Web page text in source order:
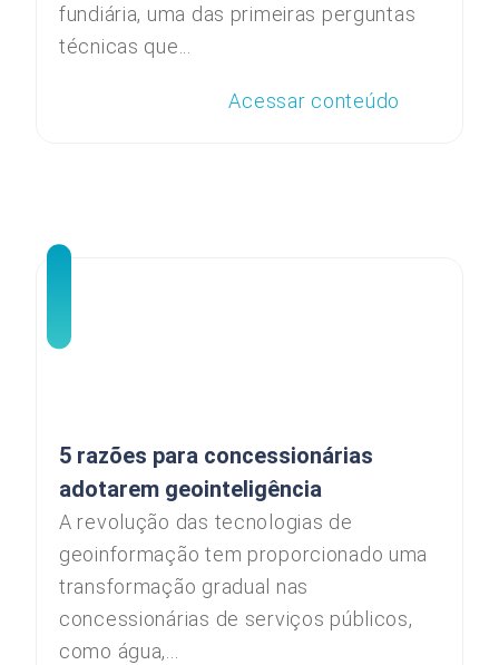
fundiária, uma das primeiras perguntas
técnicas que...
Acessar conteúdo
5 razões para concessionárias
adotarem geointeligência
A revolução das tecnologias de
geoinformação tem proporcionado uma
transformação gradual nas
concessionárias de serviços públicos,
como água,...